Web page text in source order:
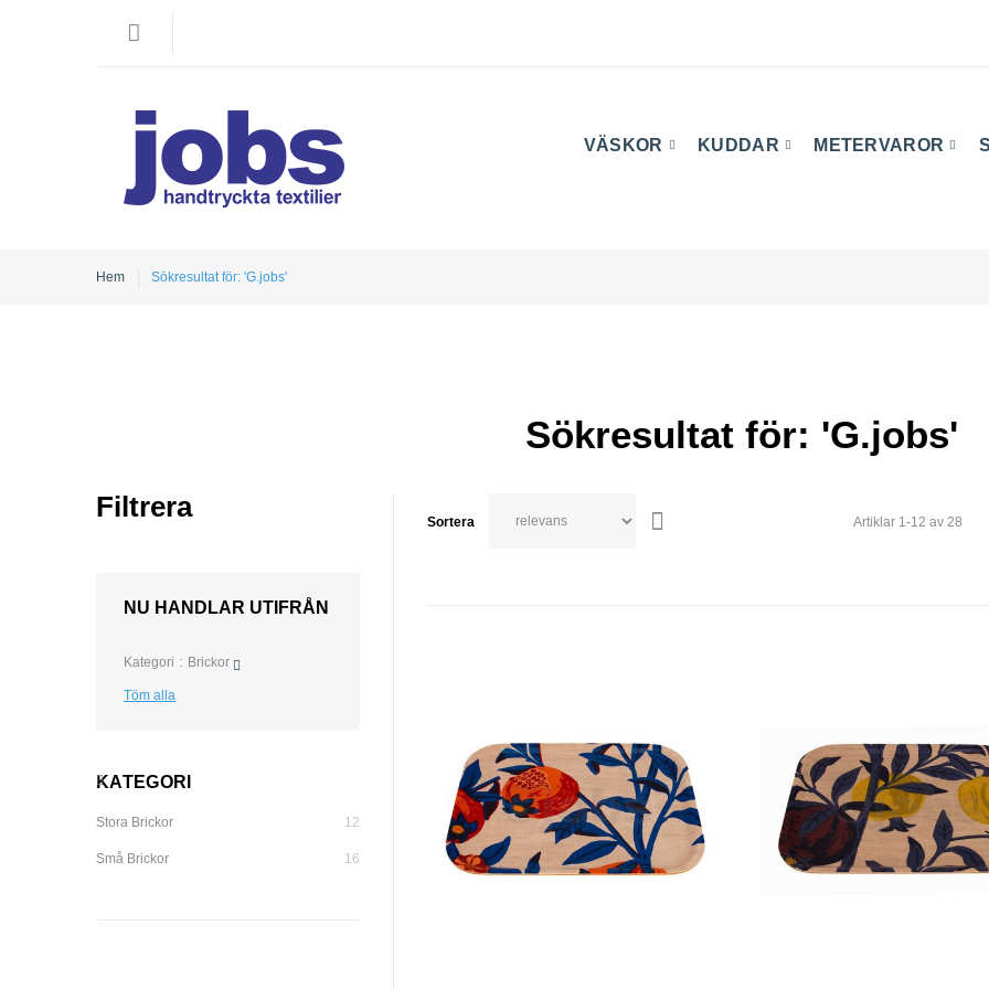
VÄSKOR KUDDAR METERVAROR
Hem Sökresultat för: 'G.jobs'
Sökresultat för: 'G.jobs'
Sortera Artiklar 1-12 av 28
Filtrera
NU HANDLAR UTIFRÅN
Kategori Brickor
Töm alla
KATEGORI
Stora Brickor 12
Små Brickor 16